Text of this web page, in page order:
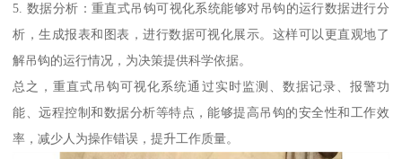
5. 数据分析：重直式吊钩可视化系统能够对吊钩的运行数据进行分
析，生成报表和图表，进行数据可视化展示。这样可以更直观地了
解吊钩的运行情况，为决策提供科学依据。
总之，重直式吊钩可视化系统通过实时监测、数据记录、报警功
能、远程控制和数据分析等特点，能够提高吊钩的安全性和工作效
率，减少人为操作错误，提升工作质量。